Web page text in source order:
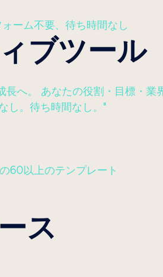
ーム不要、待ち時間なし
ブツール
長へ。 あなたの役割・目標・
し。待ち時間なし。"
60以上のテンプレート
ス